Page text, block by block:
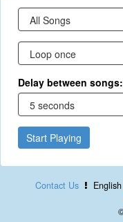
Delay between songs:
Start Playing
Contact Us English